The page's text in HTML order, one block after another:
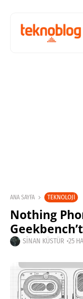
ANA SAYFA TEKNOLOJI
Nothing
SINAN KÜSTÜR 25